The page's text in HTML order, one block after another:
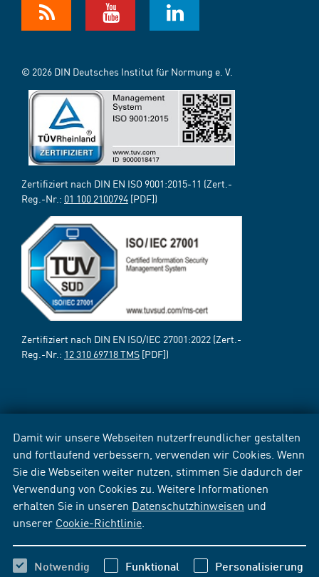
Damit wir unsere Webseiten nutzerfreundlicher gestalten
und fortlaufend verbessern, verwenden wir Cookies. Wenn
Sie die Webseiten weiter nutzen, stimmen Sie dadurch der
Verwendung von Cookies zu. Weitere Informationen
erhalten Sie in unseren Datenschutzhinweisen und
unserer Cookie-Richtlinie
Notwendig Funktional Personalisierung
© 2026 DIN Deutsches Institut für Normung e. V.
Zertifiziert nach DIN EN ISO 9001:2015-11 (Zert.-
Reg.-Nr.: 01 100 2100794 [PDF])
Zertifiziert nach DIN EN ISO/IEC 27001:2022 (Zert.-
Reg.-Nr.: 12 310 69718 TMS [PDF])